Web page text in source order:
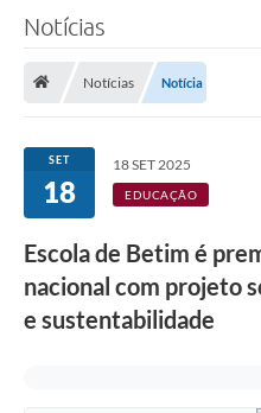
Notícias
Notícias Notícia
SET
18
18 SET 2025
EDUCAÇÃO
Escola de Betim é
nacional com projeto
e sustentabilidade